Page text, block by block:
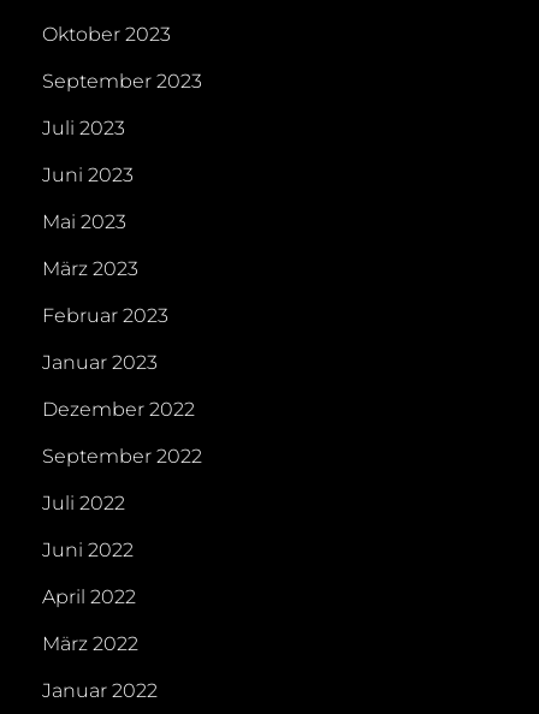
Oktober 2023
September 2023
Juli 2023
Juni 2023
Mai 2023
März 2023
Februar 2023
Januar 2023
Dezember 2022
September 2022
Juli 2022
Juni 2022
April 2022
März 2022
Januar 2022